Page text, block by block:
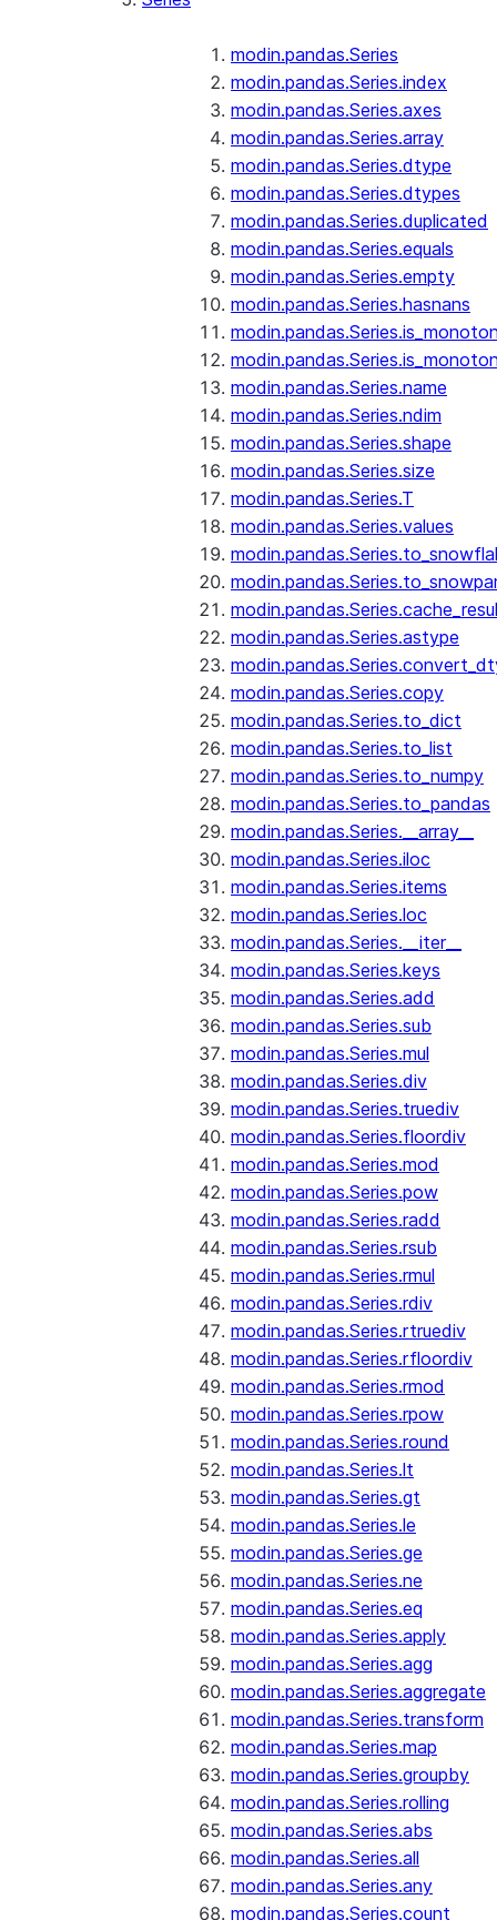
modin.pandas.Series
modin.pandas.Series.index
modin.pandas.Series.axes
modin.pandas.Series.array
modin.pandas.Series.dtype
modin.pandas.Series.dtypes
modin.pandas.Series.duplicated
modin.pandas.Series.equals
modin.pandas.Series.empty
modin.pandas.Series.hasnans
modin.pandas.Series.name
modin.pandas.Series.ndim
modin.pandas.Series.shape
modin.pandas.Series.size
modin.pandas.Series.T
modin.pandas.Series.values
modin.pandas.Series.astype
modin.pandas.Series.copy
modin.pandas.Series.to_dict
modin.pandas.Series.to_list
modin.pandas.Series.to_numpy
modin.pandas.Series.to_pandas
modin.pandas.Series.__array__
modin.pandas.Series.iloc
modin.pandas.Series.items
modin.pandas.Series.loc
modin.pandas.Series.__iter__
modin.pandas.Series.keys
modin.pandas.Series.add
modin.pandas.Series.sub
modin.pandas.Series.mul
modin.pandas.Series.div
modin.pandas.Series.truediv
modin.pandas.Series.floordiv
modin.pandas.Series.mod
modin.pandas.Series.pow
modin.pandas.Series.radd
modin.pandas.Series.rsub
modin.pandas.Series.rmul
modin.pandas.Series.rdiv
modin.pandas.Series.rtruediv
modin.pandas.Series.rfloordiv
modin.pandas.Series.rmod
modin.pandas.Series.rpow
modin.pandas.Series.round
modin.pandas.Series.lt
modin.pandas.Series.gt
modin.pandas.Series.le
modin.pandas.Series.ge
modin.pandas.Series.ne
modin.pandas.Series.eq
modin.pandas.Series.apply
modin.pandas.Series.agg
modin.pandas.Series.aggregate
modin.pandas.Series.transform
modin.pandas.Series.map
modin.pandas.Series.groupby
modin.pandas.Series.rolling
modin.pandas.Series.abs
modin.pandas.Series.all
modin.pandas.Series.any
modin.pandas.Series.count